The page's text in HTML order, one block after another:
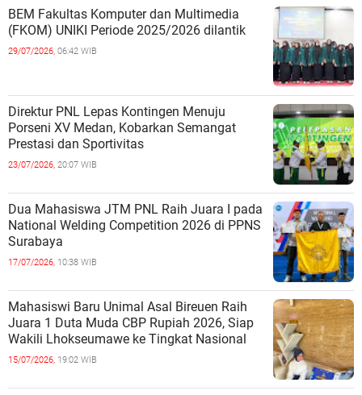
BEM Fakultas Komputer dan Multimedia
(FKOM) UNIKI Periode 2025/2026 dilantik
29/07/2026, 06:42 WIB
Direktur PNL Lepas Kontingen Menuju
Porseni XV Medan, Kobarkan Semangat
Prestasi dan Sportivitas
23/07/2026, 20:07 WIB
Dua Mahasiswa JTM PNL Raih Juara I pada
National Welding Competition 2026 di PPNS
Surabaya
17/07/2026, 10:38 WIB
Mahasiswi Baru Unimal Asal Bireuen Raih
Juara 1 Duta Muda CBP Rupiah 2026, Siap
Wakili Lhokseumawe ke Tingkat Nasional
15/07/2026, 19:02 WIB